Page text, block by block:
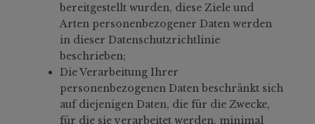
bereitgestellt wurden, diese Ziele und
Arten personenbezogener Daten werden
in dieser Datenschutzrichtlinie
beschrieben;
Die Verarbeitung Ihrer
personenbezogenen Daten beschränkt sich
auf diejenigen Daten, die für die Zwecke,
für die sie verarbeitet werden, minimal